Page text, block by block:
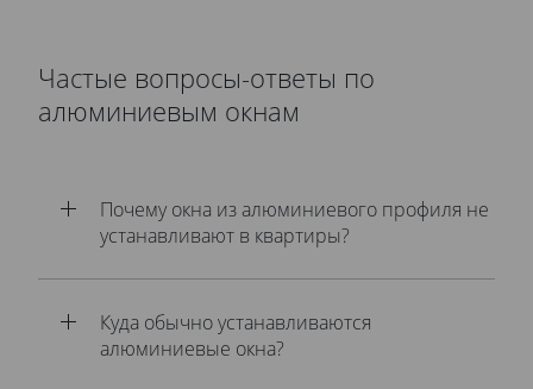
Частые вопросы-ответы по
алюминиевым окнам
Почему окна из алюминиевого профиля не
устанавливают в квартиры?
Куда обычно устанавливаются
алюминиевые окна?